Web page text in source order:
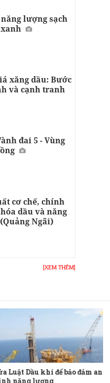
lượng sạch
xăng dầu: Bước
và cạnh tranh
đai 5 - Vùng
cơ chế, chính
dầu và năng
Ngãi)
[XEM THÊM]
Luật Dầu khí để bảo đảm an
năng lượng